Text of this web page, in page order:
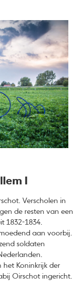
I
Verscholen in
de resten van een
1832-1834.
aan voorbij.
soldaten
het Koninkrijk der
Oirschot ingericht.